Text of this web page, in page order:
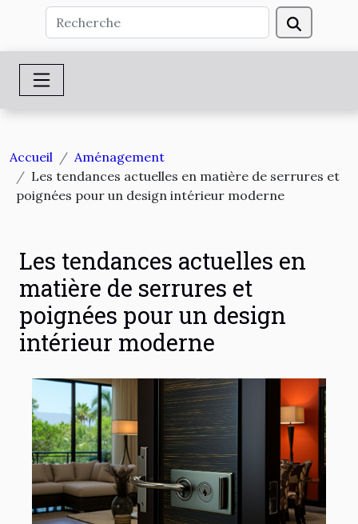
Accueil
Aménagement
Les tendances actuelles en matière de serrures et
poignées pour un design intérieur moderne
Les tendances actuelles en
matière de serrures et
poignées pour un design
intérieur moderne